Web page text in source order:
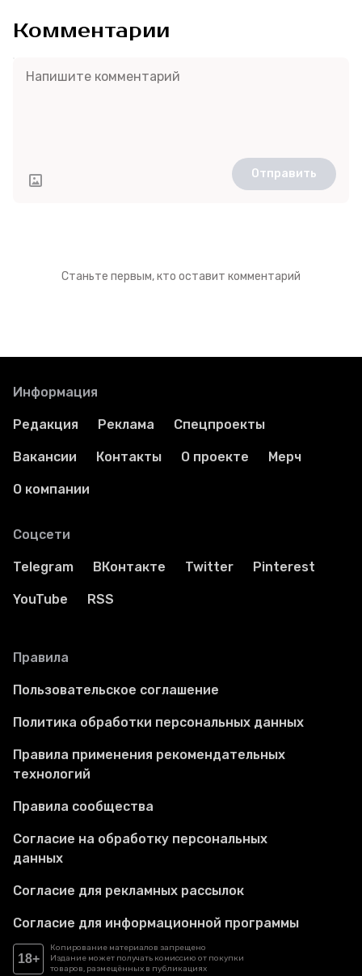
Комментарии
Отправить
Станьте первым, кто оставит комментарий
Информация
Редакция Реклама Спецпроекты
Вакансии Контакты О проекте Мерч
О компании
Соцсети
Telegram ВКонтакте Twitter Pinterest
YouTube RSS
Правила
Пользовательское соглашение
Политика обработки персональных данных
Правила применения рекомендательных
технологий
Правила сообщества
Согласие на обработку персональных
данных
Согласие для рекламных рассылок
Согласие для информационной программы
18+
Копирование материалов запрещено
Издание может получать комиссию от покупки
товаров, размещённых в публикациях